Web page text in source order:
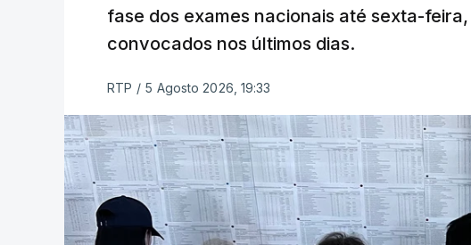
fase dos exames nacionais até sexta-
convocados nos últimos dias.
RTP / 5 Agosto 2026, 19:33